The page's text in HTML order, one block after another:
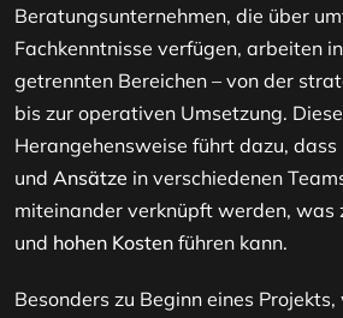
Beratungsunternehmen, die über
Fachkenntnisse verfügen, arbeiten
getrennten Bereichen – von der
bis zur operativen Umsetzung.
Herangehensweise führt dazu, dass
und Ansätze in verschiedenen
miteinander verknüpft werden, was
und hohen Kosten führen kann.
Besonders zu Beginn eines